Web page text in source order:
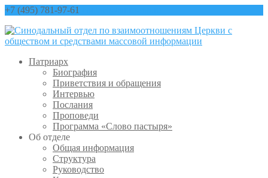
+7 (495) 781-97-61
Патриарх
Биография
Приветствия и обращения
Интервью
Послания
Проповеди
Программа «Слово пастыря»
Об отделе
Общая информация
Структура
Руководство